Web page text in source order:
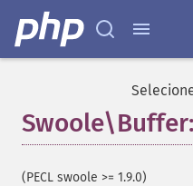
(PECL swoole >= 1.9.0)